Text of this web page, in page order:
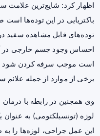
اظهار کرد: شایع‌ترین علامت
باکتریایی در این توده‌ها است
توده‌های قابل مشاهده سفید
احساس وجود جسم خارجی در
است موجب سرفه کردن شود و
برخی از موارد از جمله
وی همچنین در رابطه با
لوزه (تونسیلکتومی) به
این عمل جراحی، لوزه‌ها را